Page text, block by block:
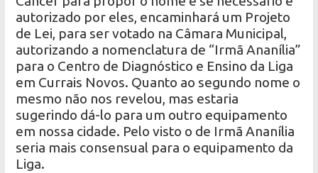
autorizado por eles, encaminhará um Projeto
de Lei, para ser votado na Câmara Municipal,
autorizando a nomenclatura de “Irmã Ananília”
para o Centro de Diagnóstico e Ensino da Liga
em Currais Novos. Quanto ao segundo nome o
mesmo não nos revelou, mas estaria
sugerindo dá-lo para um outro equipamento
em nossa cidade. Pelo visto o de Irmã Ananília
seria mais consensual para o equipamento da
Liga.